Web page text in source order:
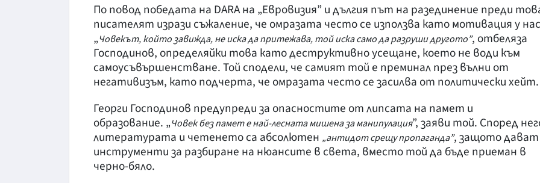
По повод победата на DARA на „Евровизия” и дългия път на разединение преди
писателят изрази съжаление, че омразата често се използва като мотивация у
„Човекът, който завижда, не иска да притежава, той иска само да разруши другото”, отбеляза
Господинов, определяйки това като деструктивно усещане, което не води към
самоусъвършенстване. Той сподели, че самият той е преминал през вълни от
негативизъм, като подчерта, че омразата често се засилва от политически хейт.
Георги Господинов предупреди за опасностите от липсата на памет и
образование. „Човек без памет е най-лесната мишена за манипулация”, заяви той. Според
литературата и четенето са абсолютен „антидот срещу пропаганда”, защото дават
инструменти за разбиране на нюансите в света, вместо той да бъде приеман в
черно-бяло.